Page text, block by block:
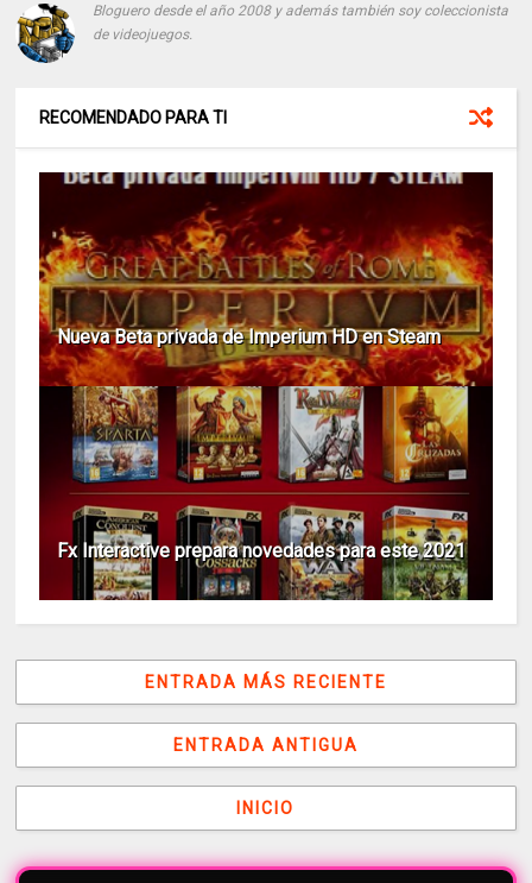
Bloguero desde el año 2008 y además también soy coleccionista
de videojuegos.
RECOMENDADO PARA TI
Nueva Beta privada de Imperium HD en Steam
Fx Interactive prepara novedades para este 2021
ENTRADA MÁS RECIENTE
ENTRADA ANTIGUA
INICIO